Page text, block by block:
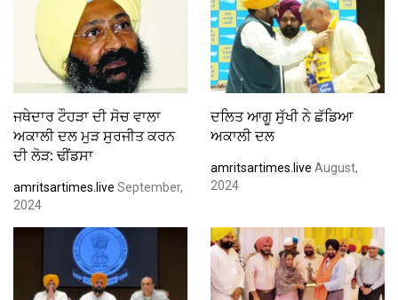
ਜਥੇਦਾਰ ਟੌਹੜਾ ਦੀ ਸੋਚ ਵਾਲਾ
ਅਕਾਲੀ ਦਲ ਮੁੜ ਸੁਰਜੀਤ ਕਰਨ
ਦੀ ਲੋੜ: ਢੀਂਡਸਾ
amritsartimes.live September,
2024
ਦਲਿਤ ਆਗੂ ਸੁੱਖੀ ਨੇ ਛੱਡਿਆ
ਅਕਾਲੀ ਦਲ
amritsartimes.live August,
2024